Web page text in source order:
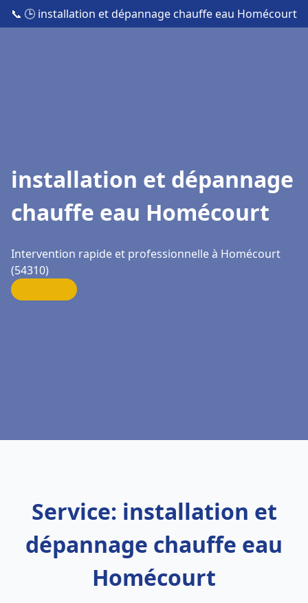
📞 🕒 installation et dépannage chauffe eau Homécourt
installation et dépannage
chauffe eau Homécourt
Intervention rapide et professionnelle à Homécourt
(54310)
Service: installation et
dépannage chauffe eau
Homécourt